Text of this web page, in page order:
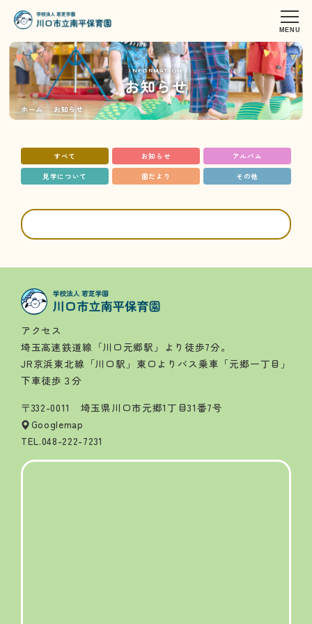
INFORMATION
お知らせ
ホーム お知らせ
すべて お知らせ アルバム
見学について 園だより その他
アクセス
埼玉高速鉄道線「川口元郷駅」より徒歩7分。
JR京浜東北線「川口駅」東口よりバス乗車「元郷一丁目」
下車徒歩３分
〒332-0011 埼玉県川口市元郷1丁目31番7号
Googlemap
TEL.048-222-7231